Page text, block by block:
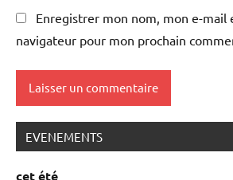
Enregistrer mon nom, mon e-mail
navigateur pour mon prochain
EVENEMENTS
cet été